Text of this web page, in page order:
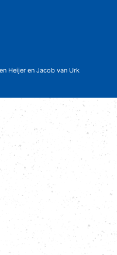
Heijer en Jacob van Urk